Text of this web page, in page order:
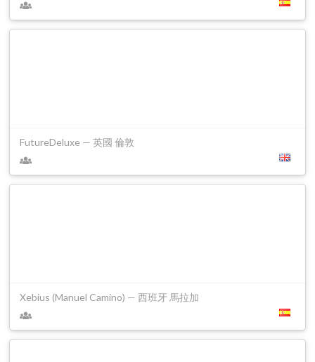
FutureDeluxe — 英國 倫敦
Xebius (Manuel Camino) — 西班牙 馬拉加